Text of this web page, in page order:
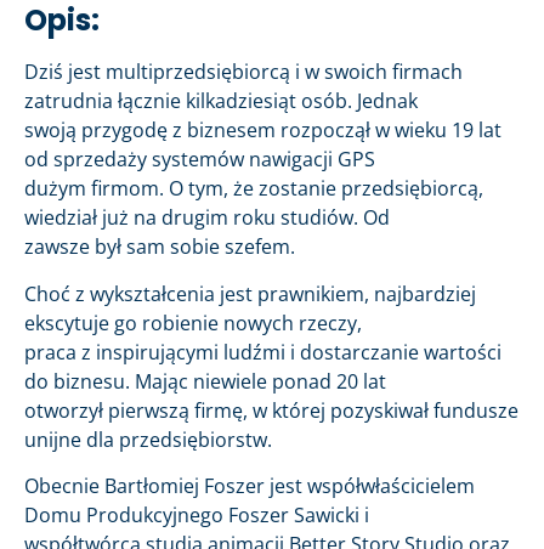
Opis:
Dziś jest multiprzedsiębiorcą i w swoich firmach
zatrudnia łącznie kilkadziesiąt osób. Jednak
swoją przygodę z biznesem rozpoczął w wieku 19 lat
od sprzedaży systemów nawigacji GPS
dużym firmom. O tym, że zostanie przedsiębiorcą,
wiedział już na drugim roku studiów. Od
zawsze był sam sobie szefem.
Choć z wykształcenia jest prawnikiem, najbardziej
ekscytuje go robienie nowych rzeczy,
praca z inspirującymi ludźmi i dostarczanie wartości
do biznesu. Mając niewiele ponad 20 lat
otworzył pierwszą firmę, w której pozyskiwał fundusze
unijne dla przedsiębiorstw.
Obecnie Bartłomiej Foszer jest współwłaścicielem
Domu Produkcyjnego Foszer Sawicki i